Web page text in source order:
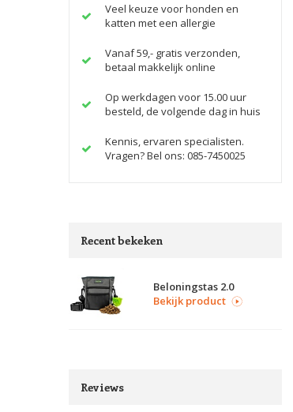
Veel keuze voor honden en
katten met een allergie
Vanaf 59,- gratis verzonden,
betaal makkelijk online
Op werkdagen voor 15.00 uur
besteld, de volgende dag in huis
Kennis, ervaren specialisten.
Vragen? Bel ons: 085-7450025
Recent bekeken
Beloningstas 2.0
Bekijk product
Reviews